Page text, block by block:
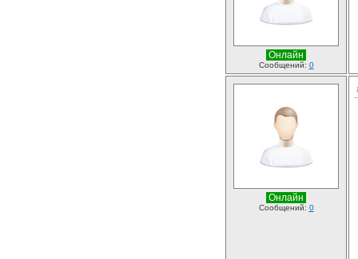
Онлайн
Сообщений: 0
Онлайн
Сообщений: 0